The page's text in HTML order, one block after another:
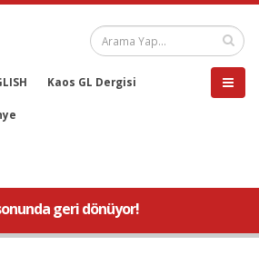
Kaos GL Dergisi
geri dönüyor!